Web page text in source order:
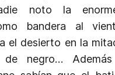
noto la
bandera al
el desierto en la
de negro…